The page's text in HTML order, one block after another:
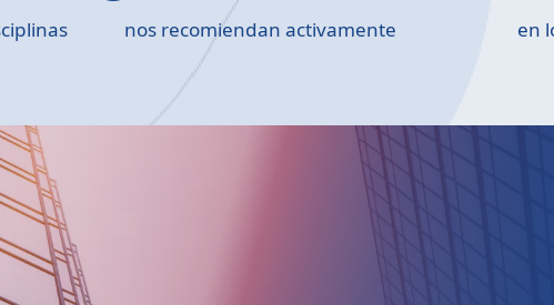
nos recomiendan activamente en